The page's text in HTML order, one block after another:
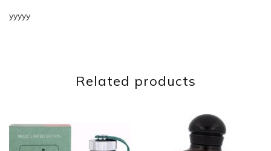
yyyyy
Related products